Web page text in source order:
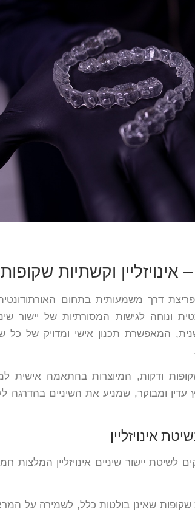
פריצת דרך משמעותית בתחום
ונוחה לגישות המסורתיות של יישור
המאפשרת תכנון אישי ומדויק של כל
ודקות, המיוצרות בהתאמה אישית
עדין ומבוקר, שמניע את השיניים בהדרגה
אינויזליין
לשיטת יישור שיניים אינויזליין המלצות
שאינן בולטות כלל, לשמירה על